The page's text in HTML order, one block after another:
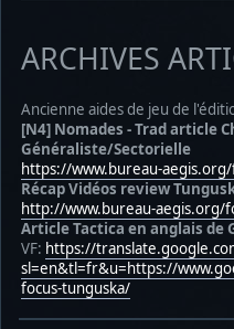
ARCHIVES
Ancienne aides de jeu de
[N4] Nomades - Trad article
Généraliste/Sectorielle
https://www.bureau-
Récap Vidéos review
http://www.bureau-aegis.org/
Article Tactica en anglais de
VF: https://
sl=en&tl=fr&u=https://
focus-tunguska/